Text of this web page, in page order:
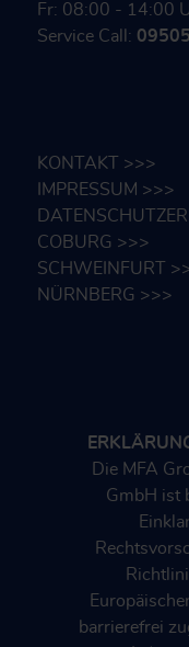
Fr: 08:00 - 14:00
Service Call:
KONTAKT >>>
IMPRESSUM >>>
COBURG >>>
SCHWEINFURT
NÜRNBERG >>>
Die MFA
GmbH ist
barrierefrei